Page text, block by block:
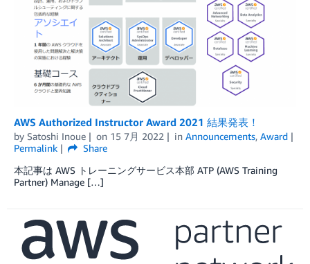
AWS Authorized Instructor Award 2021 結果発表！
by Satoshi Inoue on 15 7月 2022 in Announcements, Award
Permalink
Share
本記事は AWS トレーニングサービス本部 ATP (AWS Training
Partner) Manage […]